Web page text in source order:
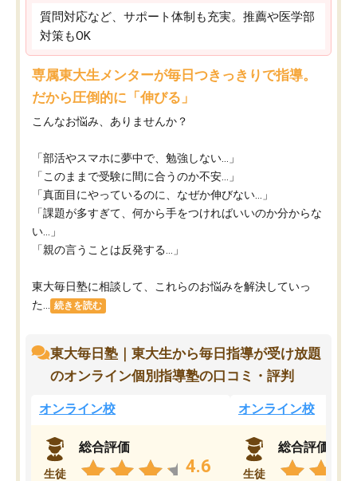
質問対応など、サポート体制も充実。推薦や医学部
対策もOK
専属東大生メンターが毎日つきっきりで指導。
だから圧倒的に「伸びる」
こんなお悩み、ありませんか？
「部活やスマホに夢中で、勉強しない…」
「このままで受験に間に合うのか不安…」
「真面目にやっているのに、なぜか伸びない…」
「課題が多すぎて、何から手をつければいいのか分からな
い…」
「親の言うことは反発する…」
東大毎日塾に相談して、これらのお悩みを解決していっ
た...
続きを読む
東大毎日塾｜東大生から毎日指導が受け放題
のオンライン個別指導塾の口コミ・評判
オンライン校
生徒
総合評価
4.6
オンライン校
生徒
総合評価